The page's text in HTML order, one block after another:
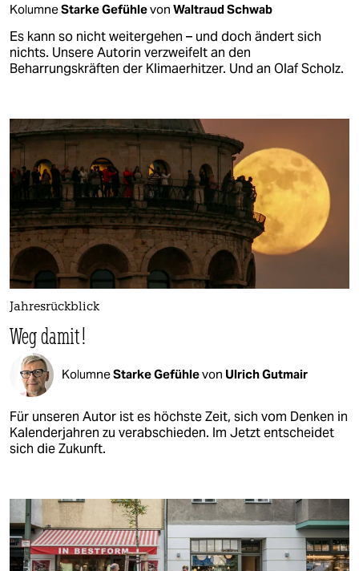
KolumneStarke Gefühlevon Waltraud Schwab
Es kann so nicht weitergehen – und doch ändert sich
nichts. Unsere Autorin verzweifelt an den
Beharrungskräften der Klimaerhitzer. Und an Olaf Scholz.
Jahresrückblick
Weg damit!
KolumneStarke Gefühlevon Ulrich Gutmair
Für unseren Autor ist es höchste Zeit, sich vom Denken in
Kalenderjahren zu verabschieden. Im Jetzt entscheidet
sich die Zukunft.